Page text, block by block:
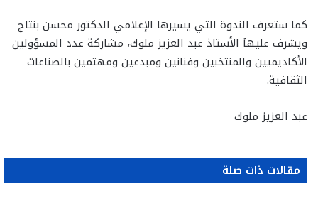
كما ستعرف الندوة التي يسيرها الإعلامي الدكتور محسن بنتاج
ويشرف عليهآ الأستاذ عبد العزيز ملوك، مشاركة عدد المسؤولين
الأكاديميين والمنتخبين وفنانين ومبدعين ومهتمين بالصناعات
الثقافية.
عبد العزيز ملوك
مقالات ذات صلة